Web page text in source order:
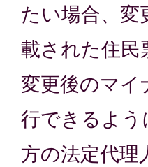
たい場合、
載された住民
変更後のマ
行できるよう
方の法定代理